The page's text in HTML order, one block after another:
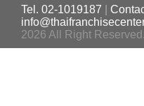
Tel. 02-1019187
2026 All Right Reserved.